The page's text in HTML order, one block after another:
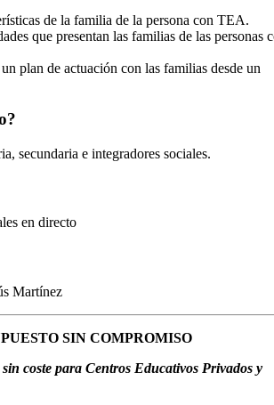
de la familia de la persona con TEA.
que presentan las familias de las personas
plan de actuación con las familias desde un
secundaria e integradores sociales.
en directo
Martínez
SIN COMPROMISO
coste para Centros Educativos Privados y